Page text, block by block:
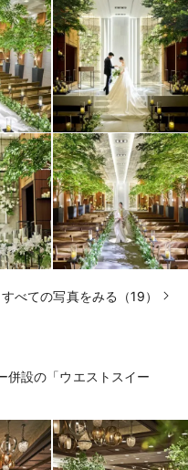
すべての写真をみる（19）
併設の「ウエストスイー